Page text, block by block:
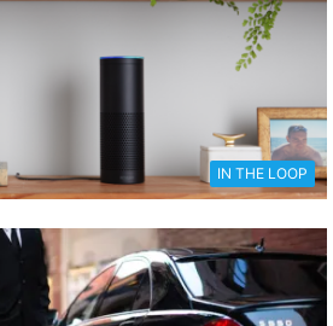
IN THE LOOP